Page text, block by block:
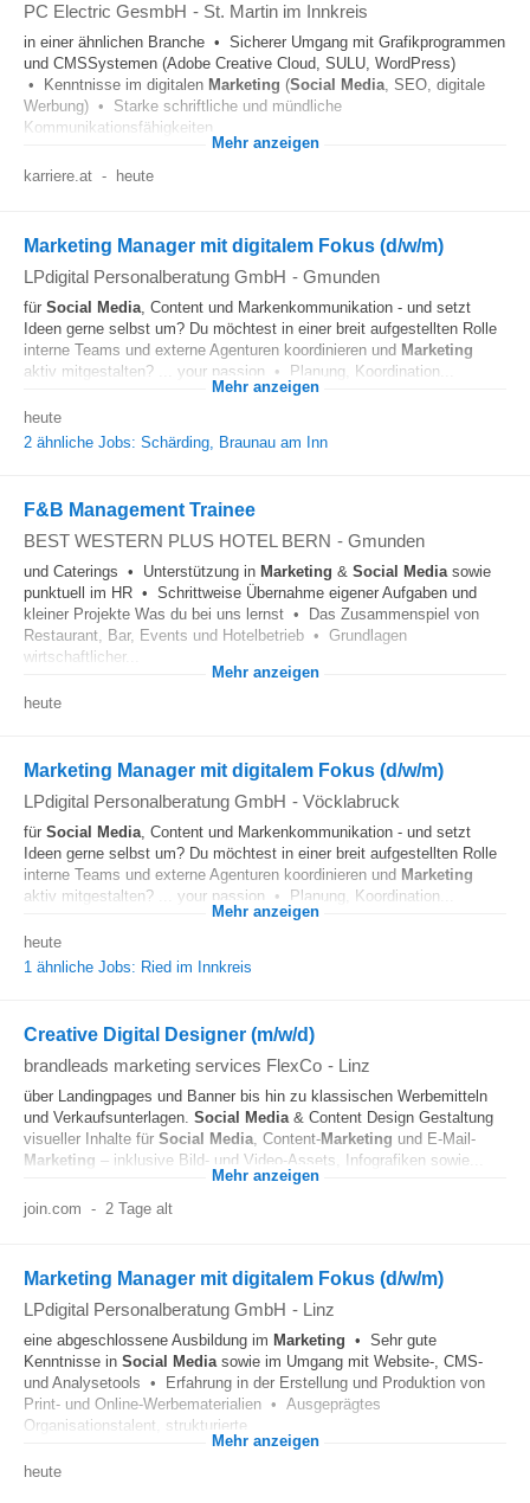
PC Electric GesmbH - St. Martin im Innkreis
in einer ähnlichen Branche • Sicherer Umgang mit Grafikprogrammen
und CMSSystemen (Adobe Creative Cloud, SULU, WordPress)
• Kenntnisse im digitalen Marketing (Social Media, SEO, digitale
Werbung) • Starke schriftliche und mündliche
Kommunikationsfähigkeiten...
Mehr anzeigen
karriere.at - heute
Marketing Manager mit digitalem Fokus (d/w/m)
LPdigital Personalberatung GmbH - Gmunden
für Social Media, Content und Markenkommunikation - und setzt
Ideen gerne selbst um? Du möchtest in einer breit aufgestellten Rolle
interne Teams und externe Agenturen koordinieren und Marketing
aktiv mitgestalten? ... your passion • Planung, Koordination...
Mehr anzeigen
heute
2 ähnliche Jobs: Schärding, Braunau am Inn
F&B Management Trainee
BEST WESTERN PLUS HOTEL BERN - Gmunden
und Caterings • Unterstützung in Marketing & Social Mediasowie
punktuell im HR • Schrittweise Übernahme eigener Aufgaben und
kleiner Projekte Was du bei uns lernst • Das Zusammenspiel von
Restaurant, Bar, Events und Hotelbetrieb • Grundlagen
wirtschaftlicher...
Mehr anzeigen
heute
Marketing Manager mit digitalem Fokus (d/w/m)
LPdigital Personalberatung GmbH - Vöcklabruck
für Social Media, Content und Markenkommunikation - und setzt
Ideen gerne selbst um? Du möchtest in einer breit aufgestellten Rolle
interne Teams und externe Agenturen koordinieren und Marketing
aktiv mitgestalten? ... your passion • Planung, Koordination...
Mehr anzeigen
heute
1 ähnliche Jobs: Ried im Innkreis
Creative Digital Designer (m/w/d)
brandleads marketing services FlexCo - Linz
über Landingpages und Banner bis hin zu klassischen Werbemitteln
und Verkaufsunterlagen. Social Media& Content Design Gestaltung
visueller Inhalte für Social Media, Content-Marketing und E-Mail-
Marketing – inklusive Bild- und Video-Assets, Infografiken sowie...
Mehr anzeigen
join.com - 2 Tage alt
Marketing Manager mit digitalem Fokus (d/w/m)
LPdigital Personalberatung GmbH - Linz
eine abgeschlossene Ausbildung im Marketing • Sehr gute
Kenntnisse in Social Mediasowie im Umgang mit Website-, CMS-
und Analysetools • Erfahrung in der Erstellung und Produktion von
Print- und Online-Werbematerialien • Ausgeprägtes
Organisationstalent, strukturierte...
Mehr anzeigen
heute